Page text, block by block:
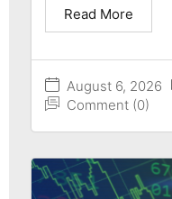
August 6, 2026
Comment (0)
Read More